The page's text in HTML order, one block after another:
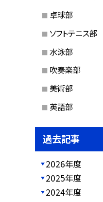
卓球部
ソフトテニス部
水泳部
吹奏楽部
美術部
英語部
過去記事
2026年度
2025年度
2024年度